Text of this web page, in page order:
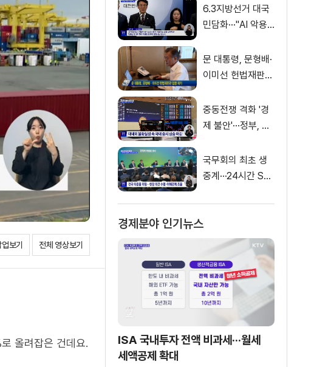
보기 전체 영상보기
올려잡은 건데요.
6.3지방선거 대국
민담화···"AI 악용
문 대통령, 문형배·
이미선 헌법재판관
중동전쟁 격화 '경
제 불안'···정부, 금
소화
국무회의 최초 생
중계···24시간 SN
경제분야 인기뉴스
ISA 국내투자 전액 비과세···월세
세액공제 확대